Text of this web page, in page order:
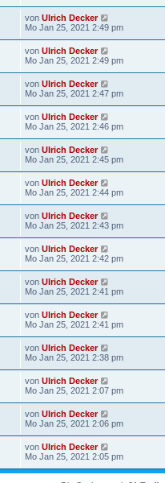
von Ulrich Decker
Mo Jan 25, 2021 2:49 pm
von Ulrich Decker
Mo Jan 25, 2021 2:49 pm
von Ulrich Decker
Mo Jan 25, 2021 2:47 pm
von Ulrich Decker
Mo Jan 25, 2021 2:46 pm
von Ulrich Decker
Mo Jan 25, 2021 2:45 pm
von Ulrich Decker
Mo Jan 25, 2021 2:44 pm
von Ulrich Decker
Mo Jan 25, 2021 2:43 pm
von Ulrich Decker
Mo Jan 25, 2021 2:42 pm
von Ulrich Decker
Mo Jan 25, 2021 2:41 pm
von Ulrich Decker
Mo Jan 25, 2021 2:41 pm
von Ulrich Decker
Mo Jan 25, 2021 2:38 pm
von Ulrich Decker
Mo Jan 25, 2021 2:07 pm
von Ulrich Decker
Mo Jan 25, 2021 2:06 pm
von Ulrich Decker
Mo Jan 25, 2021 2:05 pm